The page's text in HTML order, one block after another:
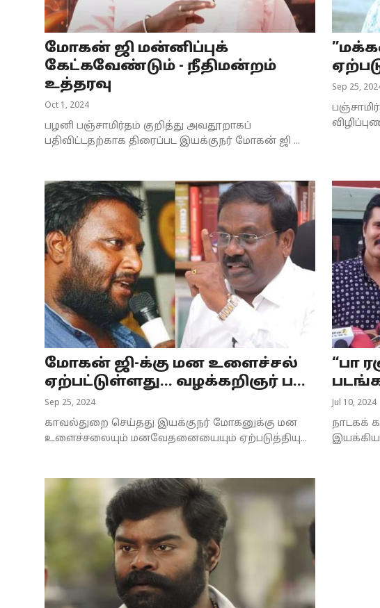
மோகன் ஜி மன்னிப்புக்
கேட்கவேண்டும் - நீதிமன்றம்
உத்தரவு
Oct 1, 2024
பழனி பஞ்சாமிர்தம் குறித்து அவதூறாகப்
பதிவிட்டதற்காக திரைப்பட இயக்குநர் மோகன் ஜி ...
Sep 25,
மோகன் ஜி-க்கு மன உளைச்சல்
ஏற்பட்டுள்ளது... வழக்கறிஞர் ப...
Sep 25, 2024
காவல்துறை செய்தது இயக்குநர் மோகனுக்கு மன
உளைச்சலையும் மனவேதனையையும் ஏற்படுத்தியு...
“பா
Jul 10, 2024
நாடகக்
இயக்கிய